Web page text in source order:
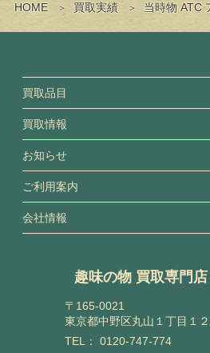
HOME 買取実績 当時物 ATC
買取品目
買取情報
お知らせ
ご利用案内
会社情報
趣味の物 買取専門
〒165-0021
東京都中野区丸山１丁目１
TEL： 0120-747-774